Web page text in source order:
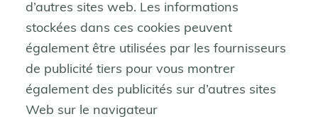
d’autres sites web. Les informations
stockées dans ces cookies peuvent
également être utilisées par les fournisseurs
de publicité tiers pour vous montrer
également des publicités sur d’autres sites
Web sur le navigateur